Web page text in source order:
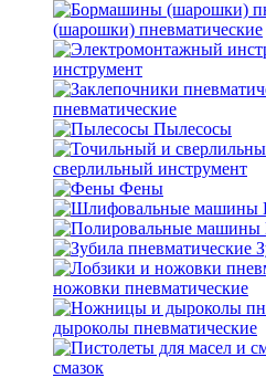
(шарошки) пневматические
инструмент
пневматические
Пылесосы
сверлильный инструмент
Фены
ножовки пневматические
дыроколы пневматические
смазок